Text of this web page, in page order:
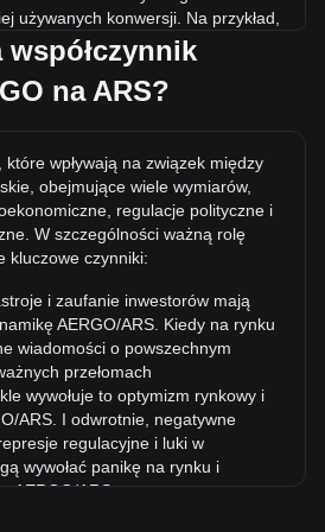
używanych konwersji. Na przykład,
0.4734 AERGO, natomiast 5
około 52.81ARS.
AERGO/ARS w historii?
czy wartość 1 AERGO/ARS
wszech czasów.
w ARS?
wymiany Aergo (AERGO) spadł
miesiąca kurs wymiany
o 68.84% w stosunku do Peso
współczynnik
na ARS?
wpływają na związek między
obejmujące wiele wymiarów,
regulacje polityczne i
W szczególności ważną rolę
kluczowe czynniki:
i zaufanie inwestorów mają
AERGO/ARS. Kiedy na rynku
wiadomości o powszechnym
przełomach
wywołuje to optymizm rynkowy i
ARS. I odwrotnie, negatywne
regulacyjne i luki w
wywołać panikę na rynku i
AERGO/ARS.